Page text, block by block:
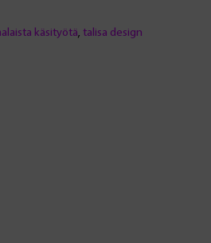
käsityötä talisa design